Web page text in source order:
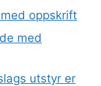
oppskrift
med
utstyr er